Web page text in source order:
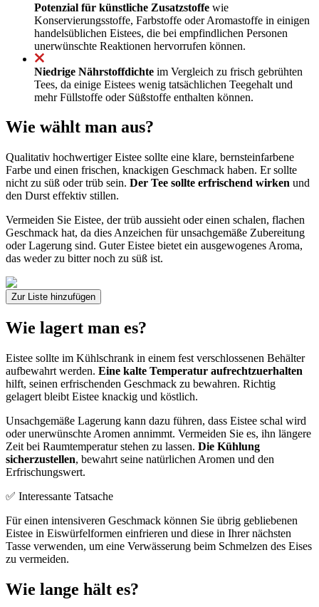
Potenzial für künstliche Zusatzstoffe wie
Konservierungsstoffe, Farbstoffe oder Aromastoffe in einigen
handelsüblichen Eistees, die bei empfindlichen Personen
unerwünschte Reaktionen hervorrufen können.
Niedrige Nährstoffdichte im Vergleich zu frisch gebrühten
Tees, da einige Eistees wenig tatsächlichen Teegehalt und
mehr Füllstoffe oder Süßstoffe enthalten können.
Wie wählt man aus?
Qualitativ hochwertiger Eistee sollte eine klare, bernsteinfarbene
Farbe und einen frischen, knackigen Geschmack haben. Er sollte
nicht zu süß oder trüb sein. Der Tee sollte erfrischend wirken und
den Durst effektiv stillen.
Vermeiden Sie Eistee, der trüb aussieht oder einen schalen, flachen
Geschmack hat, da dies Anzeichen für unsachgemäße Zubereitung
oder Lagerung sind. Guter Eistee bietet ein ausgewogenes Aroma,
das weder zu bitter noch zu süß ist.
Zur Liste hinzufügen
Wie lagert man es?
Eistee sollte im Kühlschrank in einem fest verschlossenen Behälter
aufbewahrt werden. Eine kalte Temperatur aufrechtzuerhalten
hilft, seinen erfrischenden Geschmack zu bewahren. Richtig
gelagert bleibt Eistee knackig und köstlich.
Unsachgemäße Lagerung kann dazu führen, dass Eistee schal wird
oder unerwünschte Aromen annimmt. Vermeiden Sie es, ihn längere
Zeit bei Raumtemperatur stehen zu lassen. Die Kühlung
sicherzustellen, bewahrt seine natürlichen Aromen und den
Erfrischungswert.
✅ Interessante Tatsache
Für einen intensiveren Geschmack können Sie übrig gebliebenen
Eistee in Eiswürfelformen einfrieren und diese in Ihrer nächsten
Tasse verwenden, um eine Verwässerung beim Schmelzen des Eises
zu vermeiden.
Wie lange hält es?